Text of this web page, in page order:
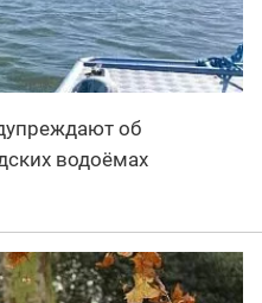
об
водоёмах